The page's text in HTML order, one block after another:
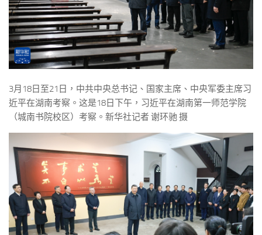
3月18日至21日，中共中央总书记、国家主席、中央军委主席习
近平在湖南考察。这是18日下午，习近平在湖南第一师范学院
（城南书院校区）考察。新华社记者 谢环驰 摄